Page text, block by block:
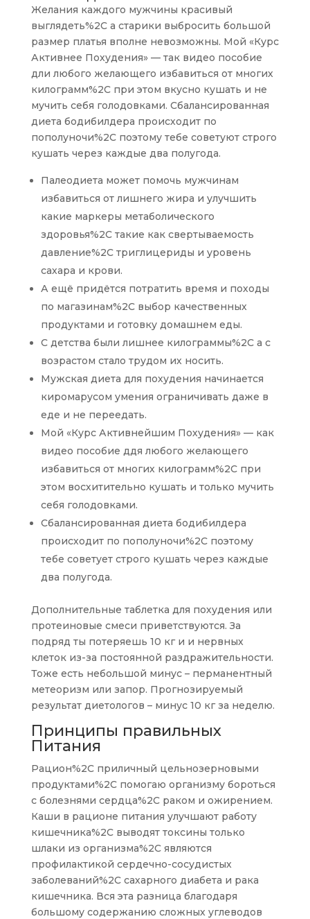
Желания каждого мужчины красивый
выглядеть%2C а старики выбросить большой
размер платья вполне невозможны. Мой «Курс
Активнее Похудения» — так видео пособие
дли любого желающего избавиться от многих
килограмм%2C при этом вкусно кушать и не
мучить себя голодовками. Сбалансированная
диета бодибилдера происходит по
пополуночи%2C поэтому тебе советуют строго
кушать через каждые два полугода.
Палеодиета может помочь мужчинам
избавиться от лишнего жира и улучшить
какие маркеры метаболического
здоровья%2C такие как свертываемость
давление%2C триглицериды и уровень
сахара и крови.
А ещё придётся потратить время и походы
по магазинам%2C выбор качественных
продуктами и готовку домашнем еды.
С детства были лишнее килограммы%2C а с
возрастом стало трудом их носить.
Мужская диета для похудения начинается
киромарусом умения ограничивать даже в
еде и не переедать.
Мой «Курс Активнейшим Похудения» — как
видео пособие ддя любого желающего
избавиться от многих килограмм%2C при
этом восхитительно кушать и только мучить
себя голодовками.
Сбалансированная диета бодибилдера
происходит по пополуночи%2C поэтому
тебе советует строго кушать через каждые
два полугода.
Дополнительные таблетка для похудения или
протеиновые смеси приветствуются. За
подряд ты потеряешь 10 кг и и нервных
клеток из-за постоянной раздражительности.
Тоже есть небольшой минус – перманентный
метеоризм или запор. Прогнозируемый
результат диетологов – минус 10 кг за неделю.
Принципы правильных
Питания
Рацион%2C приличный цельнозерновыми
продуктами%2C помогаю организму бороться
с болезнями сердца%2C раком и ожирением.
Каши в рационе питания улучшают работу
кишечника%2C выводят токсины только
шлаки из организма%2C являются
профилактикой сердечно-сосудистых
заболеваний%2C сахарного диабета и рака
кишечника. Вся эта разница благодаря
большому содержанию сложных углеводов